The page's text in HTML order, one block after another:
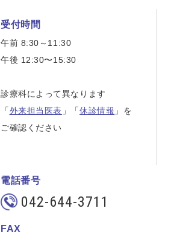
受付時間
午前 8:30～11:30
午後 12:30〜15:30
診療科によって異なります
「外来担当医表 」「休診情報 」を
ご確認ください
電話番号
042-644-3711
FAX